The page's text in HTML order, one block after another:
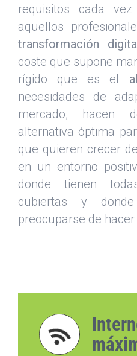
requisitos cada
aquellos
transformación
coste que supone
rígido que es el
necesidades de
mercado, hacen
alternativa óptima
que quieren crecer
en un entorno
donde tienen
cubiertas y
preocuparse de